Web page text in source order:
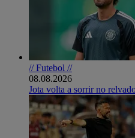
// Futebol //
08.08.2026
Jota volta a sorrir no